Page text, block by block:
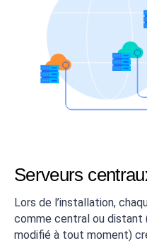
Serveurs
Lors de l’installation,
comme central ou distant
modifié à tout moment)